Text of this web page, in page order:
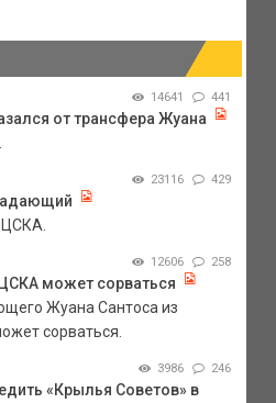
14641 441
от трансфера Жуана
23116 429
12606 258
может сорваться
Жуана Сантоса из
сорваться.
3986 246
«Крылья Советов» в